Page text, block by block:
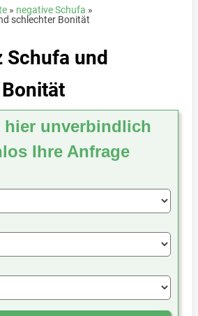
negative Schufa
schlechter Bonität
Schufa und
hier unverbindlich
Ihre Anfrage